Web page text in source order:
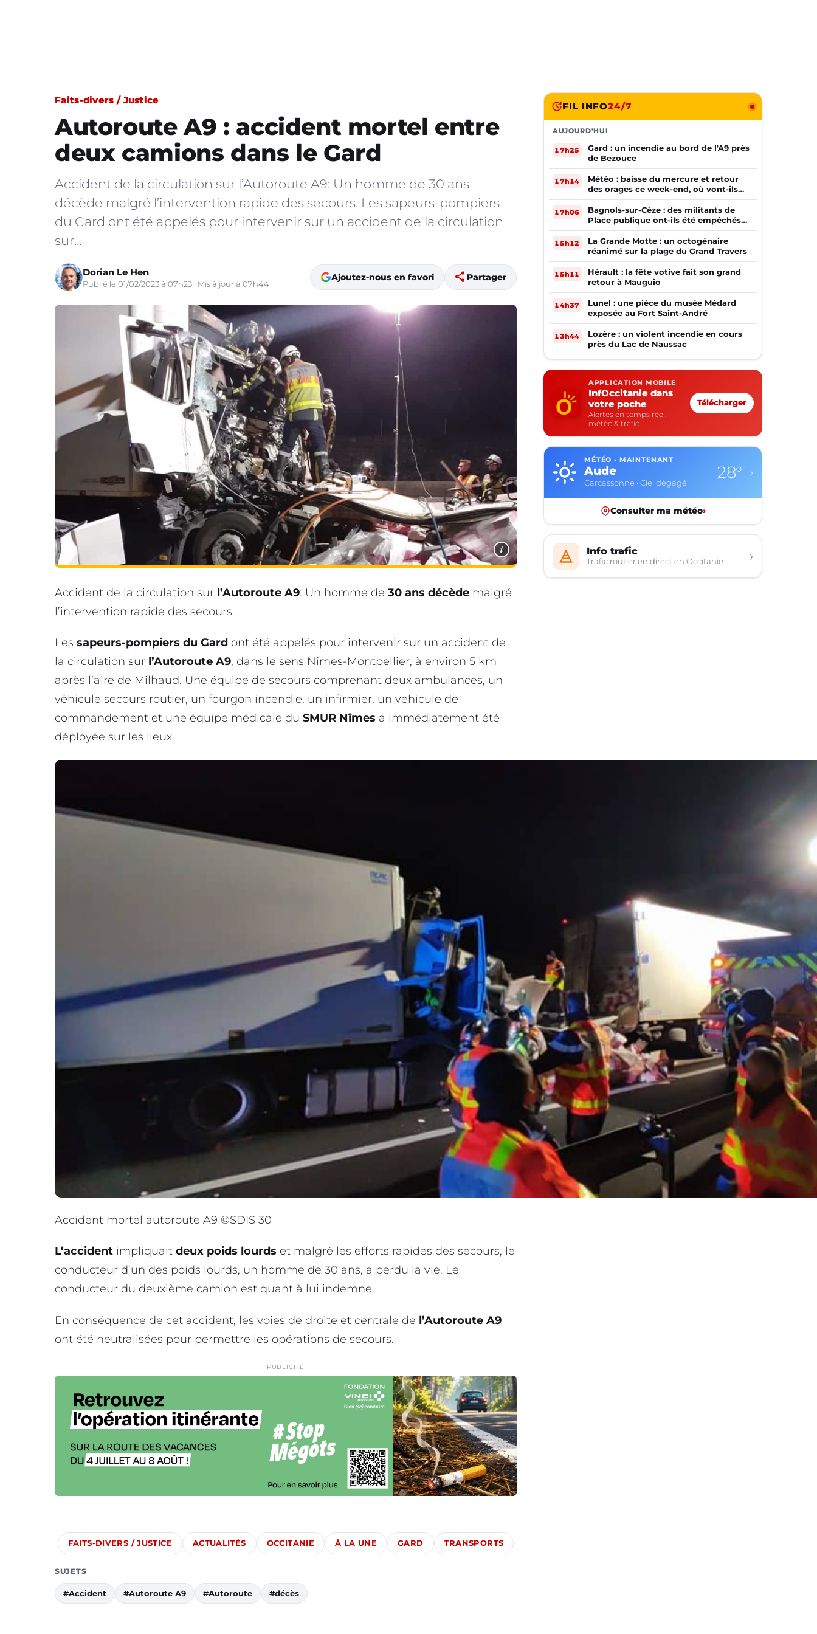
Faits-divers / Justice
Autoroute A9 : accident mortel entre
deux camions dans le Gard
Accident de la circulation sur l’Autoroute A9: Un homme de 30 ans
décède malgré l’intervention rapide des secours. Les sapeurs-pompiers
du Gard ont été appelés pour intervenir sur un accident de la circulation
sur…
Dorian Le Hen
Publié le 01/02/2023 à 07h23 · Mis à jour à 07h44
Ajoutez-nous en favori share Partager
i
Accident de la circulation sur l’Autoroute A9: Un homme de 30 ans décède malgré
l’intervention rapide des secours.
Les sapeurs-pompiers du Gard ont été appelés pour intervenir sur un accident de
la circulation sur l’Autoroute A9, dans le sens Nîmes-Montpellier, à environ 5 km
après l’aire de Milhaud. Une équipe de secours comprenant deux ambulances, un
véhicule secours routier, un fourgon incendie, un infirmier, un vehicule de
commandement et une équipe médicale du SMUR Nîmes a immédiatement été
déployée sur les lieux.
Accident mortel autoroute A9 ©️SDIS 30
L’accident impliquait deux poids lourds et malgré les efforts rapides des secours, le
conducteur d’un des poids lourds, un homme de 30 ans, a perdu la vie. Le
conducteur du deuxième camion est quant à lui indemne.
En conséquence de cet accident, les voies de droite et centrale de l’Autoroute A9
ont été neutralisées pour permettre les opérations de secours.
PUBLICITÉ
FAITS-DIVERS / JUSTICE ACTUALITÉS OCCITANIE À LA UNE GARD TRANSPORTS
SUJETS
#Accident #Autoroute A9 #Autoroute #décès
FIL INFO24/7
AUJOURD'HUI
17h25
Gard : un incendie au bord de l'A9 près
de Bezouce
17h14
Météo : baisse du mercure et retour
des orages ce week-end, où vont-ils
frapper ?
17h06
Bagnols-sur-Cèze : des militants de
Place publique ont-ils été empêchés
de tracter par la mairie ?
15h12
La Grande Motte : un octogénaire
réanimé sur la plage du Grand Travers
15h11
Hérault : la fête votive fait son grand
retour à Mauguio
14h37
Lunel : une pièce du musée Médard
exposée au Fort Saint-André
13h44
Lozère : un violent incendie en cours
près du Lac de Naussac
APPLICATION MOBILE
InfOccitanie dans
votre poche
Alertes en temps réel,
météo & trafic
Télécharger
MÉTÉO · MAINTENANT
Aude
Carcassonne · Ciel dégagé
28° ›
Consulter ma météo›
Info trafic
Trafic routier en direct en Occitanie ›